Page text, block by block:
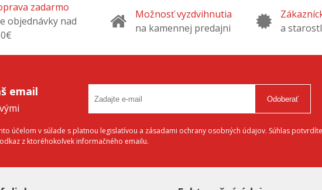
zadarmo
objednávky nad
Možnosť vyzdvihnutia
na kamennej predajni
a
email
Odoberať
účelom v súlade s platnou legislatívou a zásadami ochrany osobných údajov. Súhlas
z ktoréhokoľvek informačného emailu.